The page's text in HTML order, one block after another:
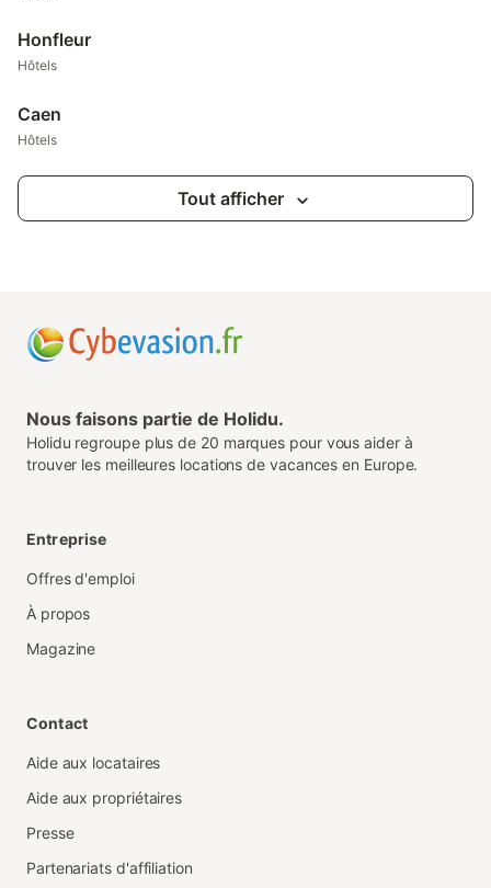
Honfleur
Hôtels
Caen
Hôtels
Tout afficher
Nous faisons partie de Holidu.
Holidu regroupe plus de 20 marques pour vous aider à
trouver les meilleures locations de vacances en Europe.
Entreprise
Offres d'emploi
À propos
Magazine
Contact
Aide aux locataires
Aide aux propriétaires
Presse
Partenariats d'affiliation